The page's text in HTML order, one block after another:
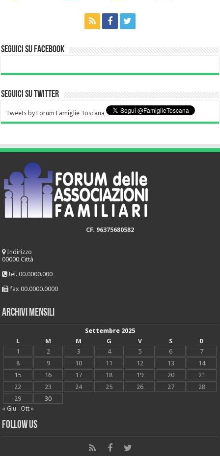
Seguici su Facebook
Seguici su Twitter
Tweets by Forum Famiglie Toscana
CF. 96375680582
Indirizzo
00000 Città
tel. 00.0000.000
fax 00.0000.0000
Archivi mensili
Settembre 2025
L
M M G V S
D
1
2 3 4 5 6
7
8
9 10 11 12 13
14
15
16 17 18 19 20
21
22
23 24 25 26 27
28
29
30
« Giu
Ott »
Follow Us